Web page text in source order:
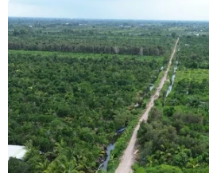
chống dịch COVID-19 tỉnh
chậm nhất đến ngày 30/9 có
Ủy ban Nhân dân, Bộ phận
Chỉ huy phòng, chống dịch
thành thạo ứng dụng khai
phải cập nhật, gửi dữ liệu
lãnh đạo tỉnh để phản ánh
người ra, vào các cơ sở sản